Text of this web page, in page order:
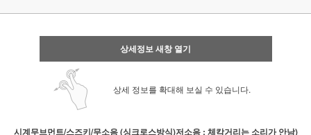
상세정보 새창 열기
상세 정보를 확대해 보실 수 있습니다.
시계무브먼트/스즈키/무소음 (싱크로스방식)저소음 : 체칵거리는 소리가 안남)